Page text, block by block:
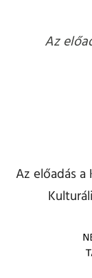
Az
Az előadás a